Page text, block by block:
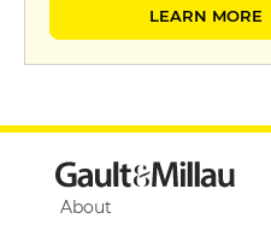
LEARN MORE
About